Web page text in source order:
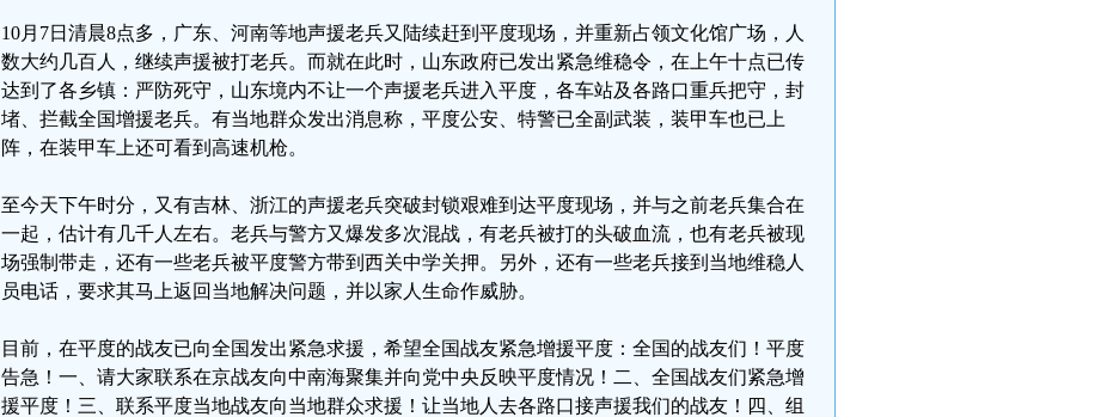
10月7日清晨8点多，广东、河南等地声援老兵又陆续赶到平度现场，并重新占领文化馆广场，人
数大约几百人，继续声援被打老兵。而就在此时，山东政府已发出紧急维稳令，在上午十点已传
达到了各乡镇：严防死守，山东境内不让一个声援老兵进入平度，各车站及各路口重兵把守，封
堵、拦截全国增援老兵。有当地群众发出消息称，平度公安、特警已全副武装，装甲车也已上
阵，在装甲车上还可看到高速机枪。
至今天下午时分，又有吉林、浙江的声援老兵突破封锁艰难到达平度现场，并与之前老兵集合在
一起，估计有几千人左右。老兵与警方又爆发多次混战，有老兵被打的头破血流，也有老兵被现
场强制带走，还有一些老兵被平度警方带到西关中学关押。另外，还有一些老兵接到当地维稳人
员电话，要求其马上返回当地解决问题，并以家人生命作威胁。
目前，在平度的战友已向全国发出紧急求援，希望全国战友紧急增援平度：全国的战友们！平度
告急！一、请大家联系在京战友向中南海聚集并向党中央反映平度情况！二、全国战友们紧急增
援平度！三、联系平度当地战友向当地群众求援！让当地人去各路口接声援我们的战友！四、组